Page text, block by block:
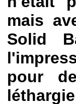
mais
Solid
pour